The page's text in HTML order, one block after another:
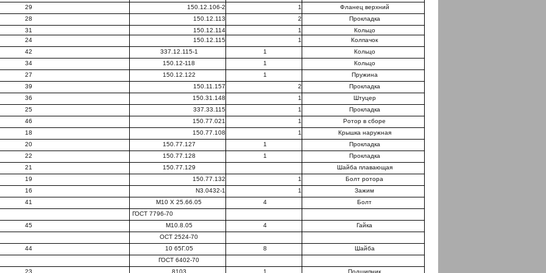
29 150.12.106-2 1
Фланец верхний
28
150.12.113 2
Прокладка
31
150.12.114 1
Кольцо
24
150.12.115 1
Колпачок
42
337.12.115-1 1
Кольцо
34
150.12-118 1
Кольцо
27
150.12.122 1
Пружина
39
150.11.157 2
Прокладка
36
150.31.148 1
Штуцер
25
337.33.115 1
Прокладка
46
150.77.021 1
Ротор в сборе
18
150.77.108 1
Крышка наружная
20
150.77.127 1
Прокладка
22
150.77.128 1
Прокладка
21
150.77.129
Шайба плавающая
19
150.77.132 1
Болт ротора
16
N3.0432-1 1
Зажим
41
М10 X 25.66.05 4
Болт
ГОСТ 7796-70
45
М10.8.05 4
Гайка
ОСТ 2524-70
44
10 65Г.05 8
Шайба
ГОСТ 6402-70
23
8103 1 Подшипник